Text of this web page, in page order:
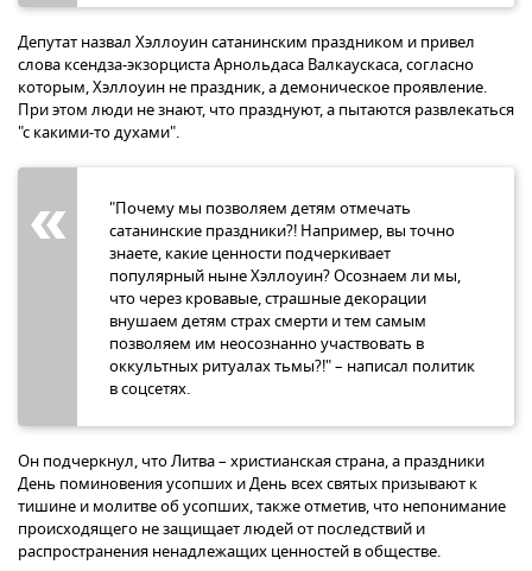
Депутат назвал Хэллоуин сатанинским праздником и привел
слова ксендза-экзорциста Арнольдаса Валкаускаса, согласно
которым, Хэллоуин не праздник, а демоническое проявление.
При этом люди не знают, что празднуют, а пытаются развлекаться
"с какими-то духами".
"Почему мы позволяем детям отмечать
сатанинские праздники?! Например, вы точно
знаете, какие ценности подчеркивает
популярный ныне Хэллоуин? Осознаем ли мы,
что через кровавые, страшные декорации
внушаем детям страх смерти и тем самым
позволяем им неосознанно участвовать в
оккультных ритуалах тьмы?!" – написал политик
в соцсетях.
Он подчеркнул, что Литва – христианская страна, а праздники
День поминовения усопших и День всех святых призывают к
тишине и молитве об усопших, также отметив, что непонимание
происходящего не защищает людей от последствий и
распространения ненадлежащих ценностей в обществе.